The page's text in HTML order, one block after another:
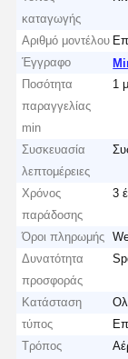
καταγωγής
Αριθμό μοντέλου
Έγγραφο
Ποσότητα
παραγγελίας
min
1
Συσκευασία
λεπτομέρειες
Χρόνος
παράδοσης
3
Όροι πληρωμής
Δυνατότητα
προσφοράς
Κατάσταση
τύπος
Τρόπος